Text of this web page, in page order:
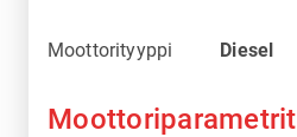
Moottorityyppi Diesel
Moottoriparametrit